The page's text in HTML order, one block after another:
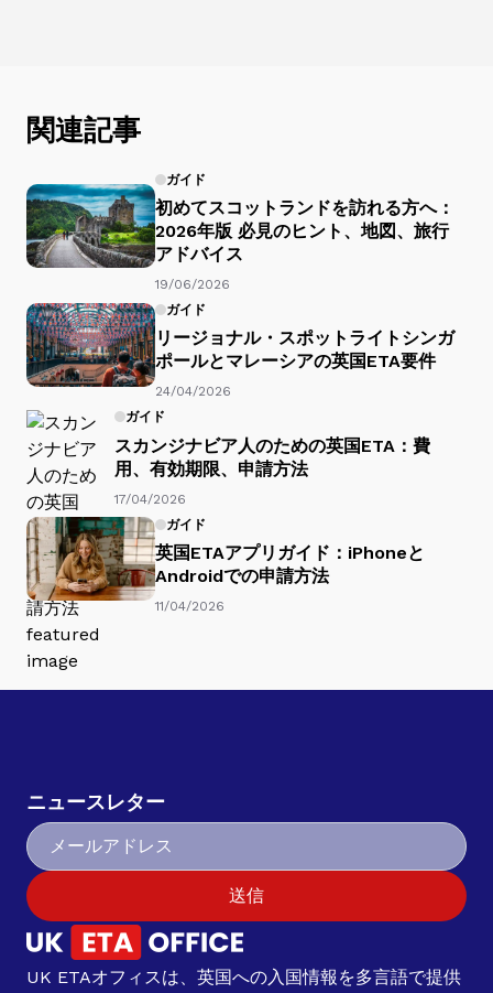
関連記事
ガイド
初めてスコットランドを訪れる方へ：
2026年版 必見のヒント、地図、旅行
アドバイス
19/06/2026
ガイド
リージョナル・スポットライトシンガ
ポールとマレーシアの英国ETA要件
24/04/2026
ガイド
スカンジナビア人のための英国ETA：費
用、有効期限、申請方法
17/04/2026
ガイド
英国ETAアプリガイド：iPhoneと
Androidでの申請方法
11/04/2026
ニュースレター
送信
UK ETAオフィスは、英国への入国情報を多言語で提供